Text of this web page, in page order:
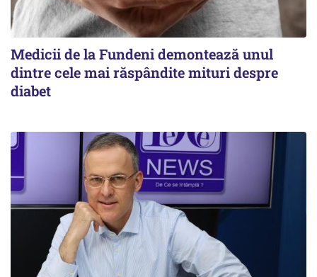
Medicii de la Fundeni demontează unul
dintre cele mai răspândite mituri despre
diabet